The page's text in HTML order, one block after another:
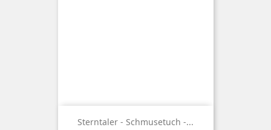
Sterntaler - Schmusetuch -...